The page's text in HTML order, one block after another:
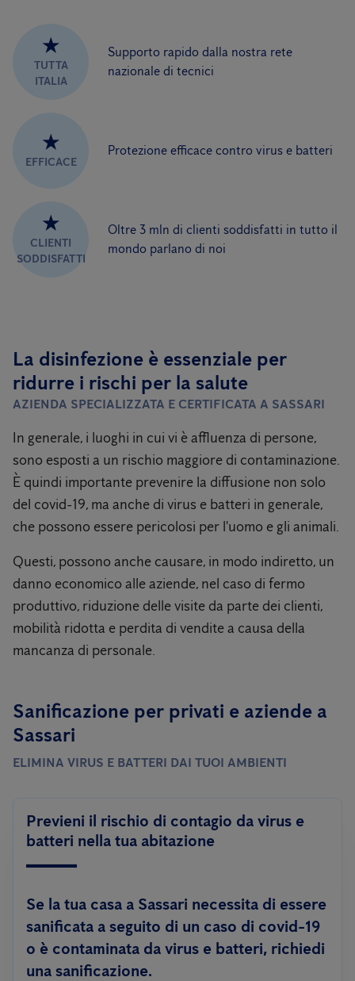
★
TUTTA
ITALIA
Supporto rapido dalla nostra rete
nazionale di tecnici
★
EFFICACE
Protezione efficace contro virus e batteri
★
CLIENTI
SODDISFATTI
Oltre 3 mln di clienti soddisfatti in tutto il
mondo parlano di noi
La disinfezione è essenziale per
ridurre i rischi per la salute
AZIENDA SPECIALIZZATA E CERTIFICATA A SASSARI
In generale, i luoghi in cui vi è affluenza di persone,
sono esposti a un rischio maggiore di contaminazione.
È quindi importante prevenire la diffusione non solo
del covid-19, ma anche di virus e batteri in generale,
che possono essere pericolosi per l'uomo e gli animali.
Questi, possono anche causare, in modo indiretto, un
danno economico alle aziende, nel caso di fermo
produttivo, riduzione delle visite da parte dei clienti,
mobilità ridotta e perdita di vendite a causa della
mancanza di personale.
Sanificazione per privati ​​e aziende a
Sassari
ELIMINA VIRUS E BATTERI DAI TUOI AMBIENTI
Previeni il rischio di contagio da virus e
batteri nella tua abitazione
Se la tua casa a Sassari necessita di essere
sanificata a seguito di un caso di covid-19
o è contaminata da virus e batteri, richiedi
una sanificazione.